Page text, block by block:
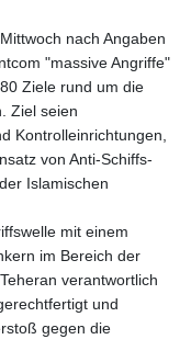
nach Angaben
"massive Angriffe"
Ziele rund um die
Ziel seien
Kontrolleinrichtungen,
von Anti-Schiffs-
Islamischen
mit einem
im Bereich der
verantwortlich
und
gegen die